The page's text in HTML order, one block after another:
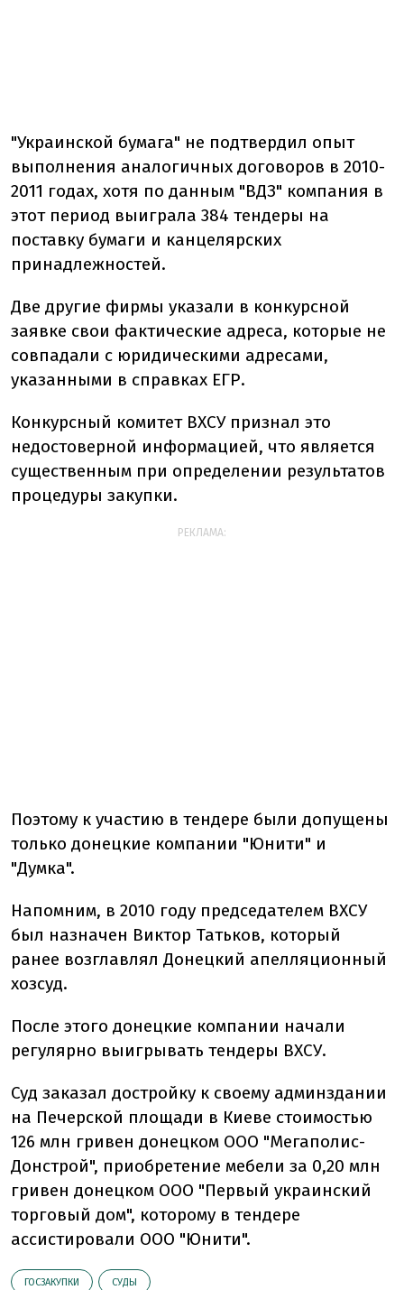
"Украинской бумага" не подтвердил опыт
выполнения аналогичных договоров в 2010-
2011 годах, хотя по данным "ВДЗ" компания в
этот период выиграла 384 тендеры на
поставку бумаги и канцелярских
принадлежностей.
Две другие фирмы указали в конкурсной
заявке свои фактические адреса, которые не
совпадали с юридическими адресами,
указанными в справках ЕГР.
Конкурсный комитет ВХСУ признал это
недостоверной информацией, что является
существенным при определении результатов
процедуры закупки.
РЕКЛАМА:
Поэтому к участию в тендере были допущены
только донецкие компании "Юнити" и
"Думка".
Напомним, в 2010 году председателем ВХСУ
был назначен Виктор Татьков, который
ранее возглавлял Донецкий апелляционный
хозсуд.
После этого донецкие компании начали
регулярно выигрывать тендеры ВХСУ.
Суд заказал достройку к своему админздании
на Печерской площади в Киеве стоимостью
126 млн гривен донецком ООО "Мегаполис-
Донстрой", приобретение мебели за 0,20 млн
гривен донецком ООО "Первый украинский
торговый дом", которому в тендере
ассистировали ООО "Юнити".
ГОСЗАКУПКИ СУДЫ